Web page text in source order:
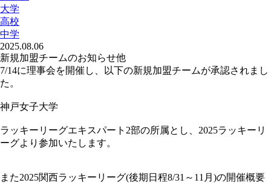
大学
高校
中学
2025.08.06
新規加盟チームのお知らせ他
7/14に理事会を開催し、以下の新規加盟チームが承認されまし
た。
神戸女子大学
ラッキーリーグエキスパート2部の所属とし、2025ラッキーリ
ーグより参加いたします。
また2025関西ラッキーリーグ(後期日程8/31～11月)の開催概要